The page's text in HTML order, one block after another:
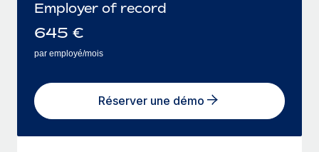
Employer of record
645 €
par employé/mois
Réserver une démo